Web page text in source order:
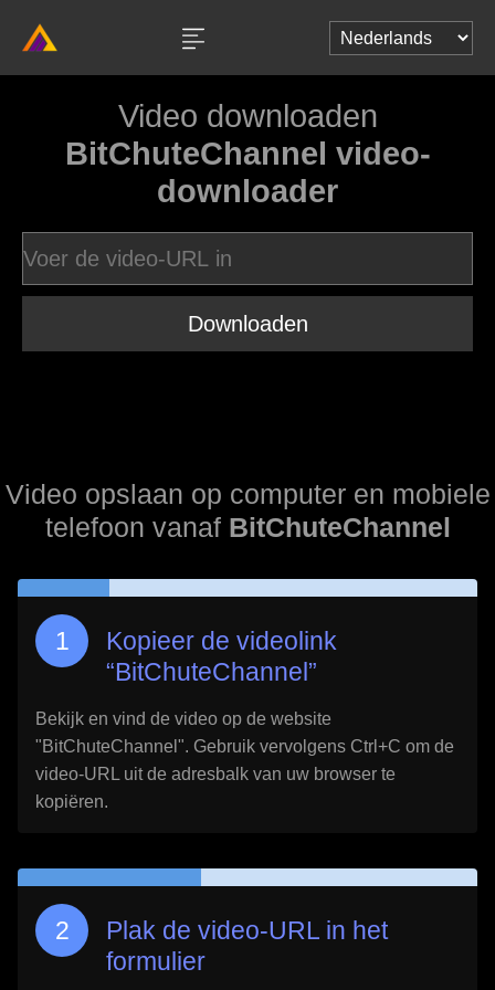
Video downloaden
BitChuteChannel video-
downloader
Downloaden
Video opslaan op computer en mobiele
telefoon vanaf BitChuteChannel
Kopieer de videolink
“BitChuteChannel”
Bekijk en vind de video op de website
"BitChuteChannel ". Gebruik vervolgens Ctrl+C om de
video-URL uit de adresbalk van uw browser te
kopiëren.
Plak de video-URL in het
formulier